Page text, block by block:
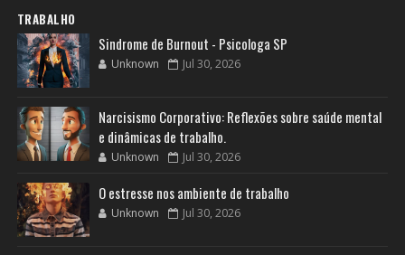
TRABALHO
Sindrome de Burnout - Psicologa SP
Unknown Jul 30, 2026
Narcisismo Corporativo: Reflexões sobre saúde mental
e dinâmicas de trabalho.
Unknown Jul 30, 2026
O estresse nos ambiente de trabalho
Unknown Jul 30, 2026